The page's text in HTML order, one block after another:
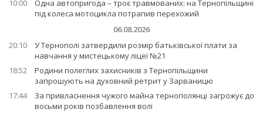
10:00
Одна автопригода – троє травмованих: на Тернопільщині
під колеса мотоцикла потрапив перехожий
06.08.2026
20:10
У Тернополі затвердили розмір батьківської плати за
навчання у мистецькому ліцеї №21
18:52
Родини полеглих захисників з Тернопільщини
запрошують на духовний ретрит у Зарваницю
17:44
За привласнення чужого майна тернополянці загрожує до
восьми років позбавлення волі